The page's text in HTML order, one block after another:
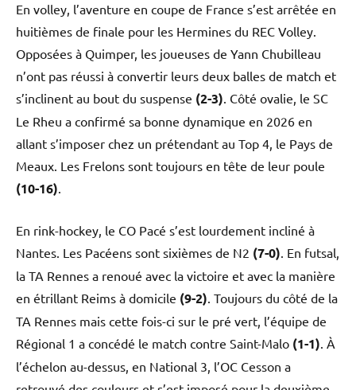
En volley, l’aventure en coupe de France s’est arrêtée en
huitièmes de finale pour les Hermines du REC Volley.
Opposées à Quimper, les joueuses de Yann Chubilleau
n’ont pas réussi à convertir leurs deux balles de match et
s’inclinent au bout du suspense (2-3). Côté ovalie, le SC
Le Rheu a confirmé sa bonne dynamique en 2026 en
allant s’imposer chez un prétendant au Top 4, le Pays de
Meaux. Les Frelons sont toujours en tête de leur poule
(10-16).
En rink-hockey, le CO Pacé s’est lourdement incliné à
Nantes. Les Pacéens sont sixièmes de N2 (7-0). En futsal,
la TA Rennes a renoué avec la victoire et avec la manière
en étrillant Reims à domicile (9-2). Toujours du côté de la
TA Rennes mais cette fois-ci sur le pré vert, l’équipe de
Régional 1 a concédé le match contre Saint-Malo (1-1). À
l’échelon au-dessus, en National 3, l’OC Cesson a